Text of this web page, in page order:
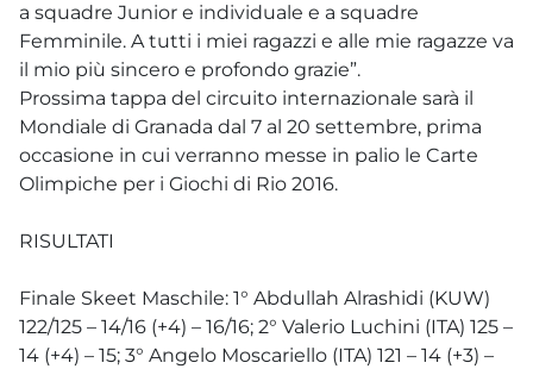
a squadre Junior e individuale e a squadre
Femminile. A tutti i miei ragazzi e alle mie ragazze va
il mio più sincero e profondo grazie”.
Prossima tappa del circuito internazionale sarà il
Mondiale di Granada dal 7 al 20 settembre, prima
occasione in cui verranno messe in palio le Carte
Olimpiche per i Giochi di Rio 2016.
RISULTATI
Finale Skeet Maschile: 1° Abdullah Alrashidi (KUW)
122/125 – 14/16 (+4) – 16/16; 2° Valerio Luchini (ITA) 125 –
14 (+4) – 15; 3° Angelo Moscariello (ITA) 121 – 14 (+3) –